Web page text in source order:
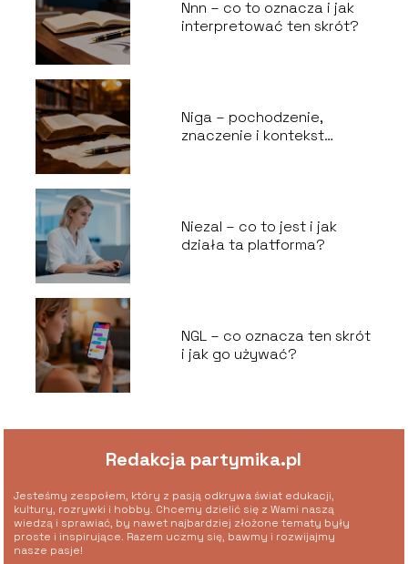
Nnn – co to oznacza i jak
interpretować ten skrót?
Niga – pochodzenie,
znaczenie i kontekst
Niezal – co to jest i jak
działa ta platforma?
NGL – co oznacza ten skrót
i jak go używać?
Redakcja partymika.pl
Jesteśmy zespołem, który z pasją odkrywa świat edukacji,
kultury, rozrywki i hobby. Chcemy dzielić się z Wami naszą
wiedzą i sprawiać, by nawet najbardziej złożone tematy były
proste i inspirujące. Razem uczmy się, bawmy i rozwijajmy
nasze pasje!